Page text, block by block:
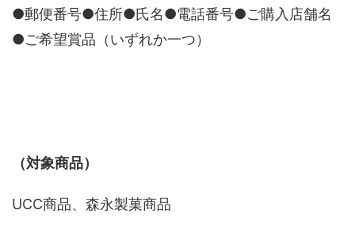
●郵便番号●住所●氏名●電話番号●ご購入店舗名
●ご希望賞品（いずれか一つ）
（対象商品）
UCC商品、森永製菓商品